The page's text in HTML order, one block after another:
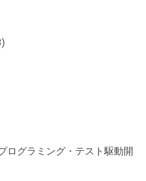
ログラミング・テスト駆動開